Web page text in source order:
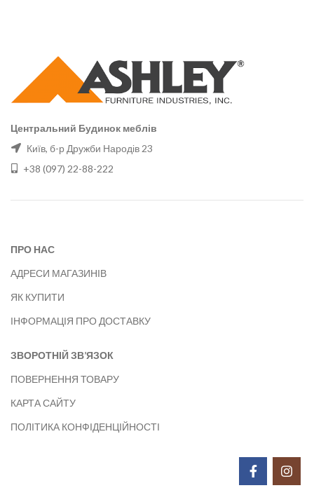
Центральний Будинок меблів
Київ, б-р Дружби Народів 23
+38 (097) 22-88-222
ПРО НАС
АДРЕСИ МАГАЗИНІВ
ЯК КУПИТИ
ІНФОРМАЦІЯ ПРО ДОСТАВКУ
ЗВОРОТНІЙ ЗВ’ЯЗОК
ПОВЕРНЕННЯ ТОВАРУ
КАРТА САЙТУ
ПОЛІТИКА КОНФІДЕНЦІЙНОСТІ